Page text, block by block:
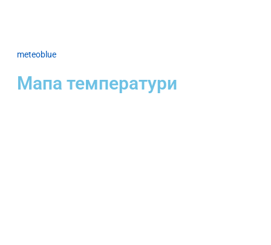
meteoblue
Мапа температури